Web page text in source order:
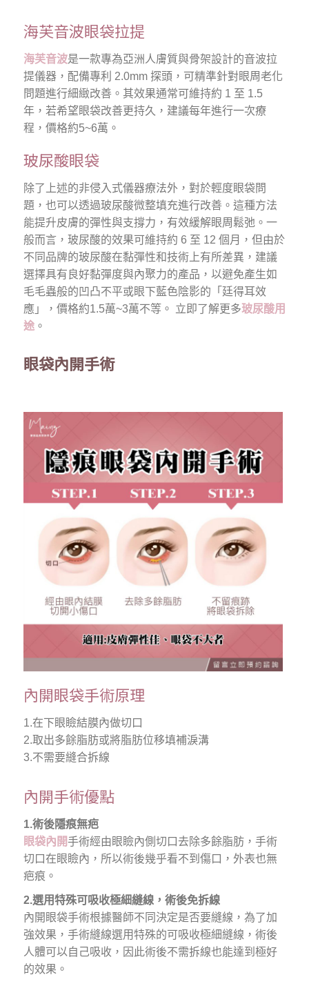
海芙音波眼袋拉提
海芙音波是一款專為亞洲人膚質與骨架設計的音波拉
提儀器，配備專利 2.0mm 探頭，可精準針對眼周老化
問題進行細緻改善。其效果通常可維持約 1 至 1.5
年，若希望眼袋改善更持久，建議每年進行一次療
程，價格約5~6萬。
玻尿酸眼袋
除了上述的非侵入式儀器療法外，對於輕度眼袋問
題，也可以透過玻尿酸微整填充進行改善。這種方法
能提升皮膚的彈性與支撐力，有效緩解眼周鬆弛。一
般而言，玻尿酸的效果可維持約 6 至 12 個月，但由於
不同品牌的玻尿酸在黏彈性和技術上有所差異，建議
選擇具有良好黏彈度與內聚力的產品，以避免產生如
毛毛蟲般的凹凸不平或眼下藍色陰影的「廷得耳效
應」，價格約1.5萬~3萬不等。 立即了解更多玻尿酸用
途 。
眼袋內開手術
內開眼袋手術原理
1.在下眼瞼結膜內做切口
2.取出多餘脂肪或將脂肪位移填補淚溝
3.不需要縫合拆線
內開手術優點
1.術後隱痕無疤
眼袋內開手術經由眼瞼內側切口去除多餘脂肪，手術
切口在眼瞼內，所以術後幾乎看不到傷口，外表也無
疤痕。
2.選用特殊可吸收極細縫線，術後免拆線
內開眼袋手術根據醫師不同決定是否要縫線，為了加
強效果，手術縫線選用特殊的可吸收極細縫線，術後
人體可以自己吸收，因此術後不需拆線也能達到極好
的效果。